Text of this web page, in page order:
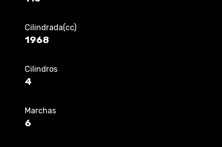
Cilindrada(cc)
1968
Cilindros
4
Marchas
6